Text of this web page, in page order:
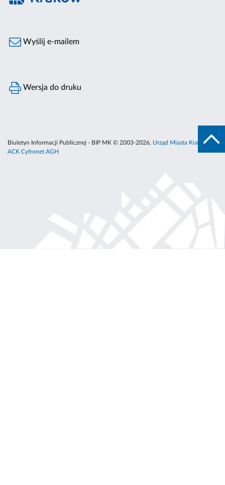
Wyślij e-mailem
Wersja do druku
Biuletyn Informacji Publicznej - BIP MK © 2003-2026, Urząd Miasta Krakowa
ACK Cyfronet AGH